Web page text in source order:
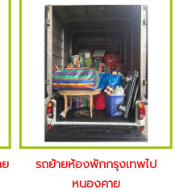
รถย้ายห้องพักกรุงเทพไป
หนองคาย